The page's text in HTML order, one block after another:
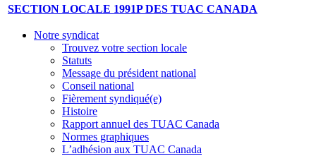
SECTION LOCALE 1991P DES TUAC CANADA
Notre syndicat
Trouvez votre section locale
Statuts
Message du président national
Conseil national
Fièrement syndiqué(e)
Histoire
Rapport annuel des TUAC Canada
Normes graphiques
L’adhésion aux TUAC Canada